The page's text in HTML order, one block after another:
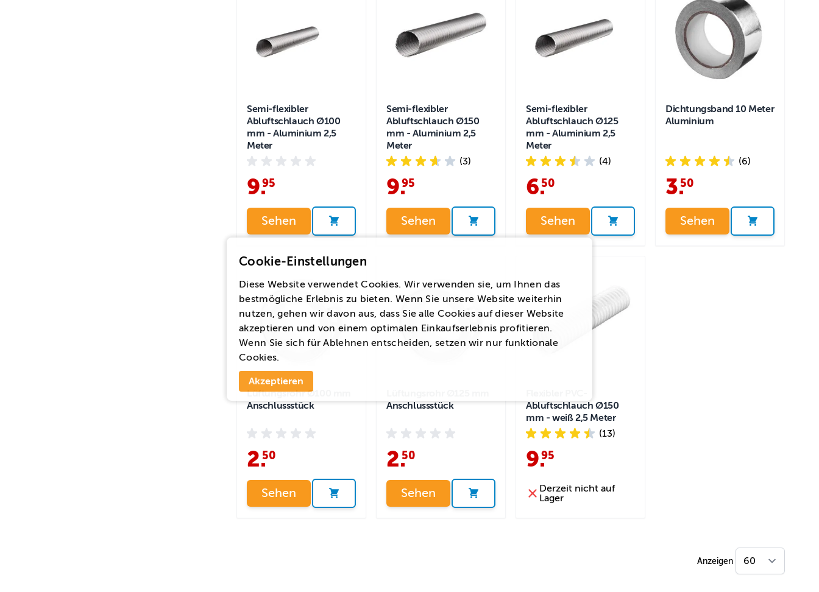
Semi-flexibler
Abluftschlauch Ø100
mm - Aluminium 2,5
Meter
9.
95
Sehen
Semi-flexibler
Abluftschlauch Ø150
mm - Aluminium 2,5
Meter
(3)
9.
95
Sehen
Semi-flexibler
Abluftschlauch Ø125
mm - Aluminium 2,5
Meter
(4)
6.
50
Sehen
Dichtungsband 10 Meter
Aluminium
(6)
3.
50
Sehen
Lüftungsrohr Ø100 mm
Anschlussstück
2.
50
Sehen
Anschlussstück
2.
50
Sehen
Abluftschlauch Ø150
mm - weiß 2,5 Meter
(13)
9.
95
Derzeit nicht auf
Lager
Anzeigen
Cookie-Einstellungen
Diese Website verwendet Cookies. Wir verwenden sie, um Ihnen das
bestmögliche Erlebnis zu bieten. Wenn Sie unsere Website weiterhin
nutzen, gehen wir davon aus, dass Sie alle Cookies auf dieser Website
akzeptieren und von einem optimalen Einkaufserlebnis profitieren.
Wenn Sie sich fürAblehnen entscheiden, setzen wir nur funktionale
Cookies.
Akzeptieren